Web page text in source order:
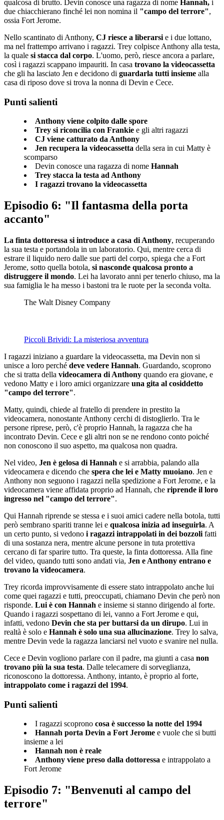
qualcosa di brutto. Devin conosce una ragazza di nome Hannah, i
due chiacchierano finché lei non nomina il "campo del terrore",
ossia Fort Jerome.
Nello scantinato di Anthony, CJ riesce a liberarsi e i due lottano,
ma nel frattempo arrivano i ragazzi. Trey colpisce Anthony alla testa,
la quale si stacca dal corpo. L'uomo, però, riesce ancora a parlare,
così i ragazzi scappano impauriti. In casa trovano la videocassetta
che gli ha lasciato Jen e decidono di guardarla tutti insieme alla
casa di riposo dove si trova la nonna di Devin e Cece.
Punti salienti
Anthony viene colpito dalle spore
Trey si riconcilia con Frankie e gli altri ragazzi
CJ viene catturato da Anthony
Jen recupera la videocassetta della sera in cui Matty è
scomparso
Devin conosce una ragazza di nome Hannah
Trey stacca la testa ad Anthony
I ragazzi trovano la videocassetta
Episodio 6: "Il fantasma della porta
accanto"
La finta dottoressa si introduce a casa di Anthony, recuperando
la sua testa e portandola in un laboratorio. Qui, mentre cerca di
estrare il liquido nero dalle sue parti del corpo, spiega che a Fort
Jerome, sotto quella botola, si nasconde qualcosa pronto a
distruggere il mondo. Lei ha lavorato anni per tenerlo chiuso, ma la
sua famiglia le ha messo i bastoni tra le ruote per la seconda volta.
The Walt Disney Company
Piccoli Brividi: La misteriosa avventura
I ragazzi iniziano a guardare la videocassetta, ma Devin non si
unisce a loro perché deve vedere Hannah. Guardando, scoprono
che si tratta della videocamera di Anthony quando era giovane, e
vedono Matty e i loro amici organizzare una gita al cosiddetto
"campo del terrore".
Matty, quindi, chiede al fratello di prendere in prestito la
videocamera, nonostante Anthony cerchi di distoglierlo. Tra le
persone riprese, però, c'è proprio Hannah, la ragazza che ha
incontrato Devin. Cece e gli altri non se ne rendono conto poiché
non conoscono il suo aspetto, ma qualcosa non quadra.
Nel video, Jen è gelosa di Hannah e si arrabbia, palando alla
videocamera e dicendo che spera che lei e Matty muoiano. Jen e
Anthony non seguono i ragazzi nella spedizione a Fort Jerome, e la
videocamera viene affidata proprio ad Hannah, che riprende il loro
ingresso nel "campo del terrore".
Qui Hannah riprende se stessa e i suoi amici cadere nella botola, tutti
però sembrano spariti tranne lei e qualcosa inizia ad inseguirla. A
un certo punto, si vedono i ragazzi intrappolati in dei bozzoli fatti
di una sostanza nera, mentre alcune persone in tuta protettiva
cercano di far sparire tutto. Tra queste, la finta dottoressa. Alla fine
del video, quando tutti sono andati via, Jen e Anthony entrano e
trovano la videocamera.
Trey ricorda improvvisamente di essere stato intrappolato anche lui
come quei ragazzi e tutti, preoccupati, chiamano Devin che però non
risponde. Lui è con Hannah e insieme si stanno dirigendo al forte.
Quando i ragazzi sospettano di lei, vanno a Fort Jerome e qui,
infatti, vedono Devin che sta per buttarsi da un dirupo. Lui in
realtà è solo e Hannah è solo una sua allucinazione. Trey lo salva,
mentre Devin vede la ragazza lanciarsi nel vuoto e svanire nel nulla.
Cece e Devin vogliono parlare con il padre, ma giunti a casa non
trovano più la sua testa. Dalle telecamere di sorveglianza,
riconoscono la dottoressa. Anthony, intanto, è proprio al forte,
intrappolato come i ragazzi del 1994.
Punti salienti
I ragazzi scoprono cosa è successo la notte del 1994
Hannah porta Devin a Fort Jerome e vuole che si butti
insieme a lei
Hannah non è reale
Anthony viene preso dalla dottoressa e intrappolato a
Fort Jerome
Episodio 7: "Benvenuti al campo del
terrore"